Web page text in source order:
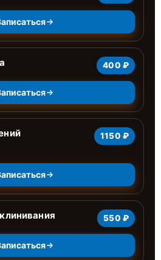
400 ₽
1150 ₽
550 ₽